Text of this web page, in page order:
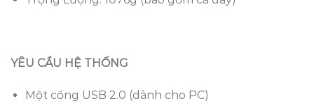
YÊU CẦU HỆ THỐNG
Một cổng USB 2.0 (dành cho PC)